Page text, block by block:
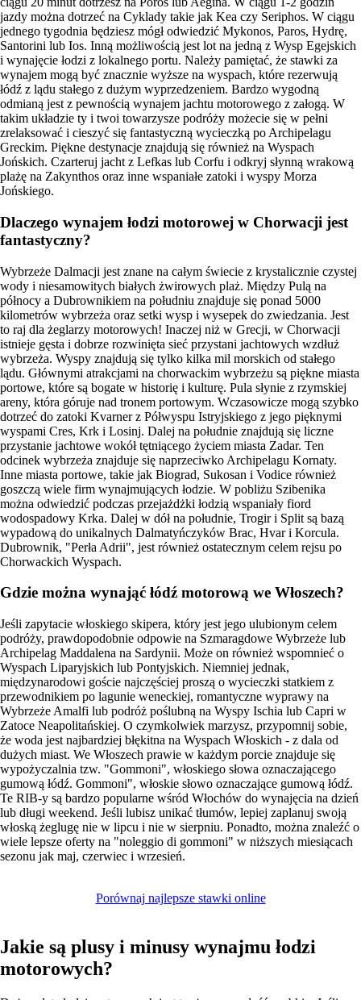
jazdy można dotrzeć na Cyklady takie jak Kea czy Seriphos. W ciągu
jednego tygodnia będziesz mógł odwiedzić Mykonos, Paros, Hydrę,
Santorini lub Ios. Inną możliwością jest lot na jedną z Wysp Egejskich
i wynajęcie łodzi z lokalnego portu. Należy pamiętać, że stawki za
wynajem mogą być znacznie wyższe na wyspach, które rezerwują
łódź z lądu stałego z dużym wyprzedzeniem. Bardzo wygodną
odmianą jest z pewnością wynajem jachtu motorowego z załogą. W
takim układzie ty i twoi towarzysze podróży możecie się w pełni
zrelaksować i cieszyć się fantastyczną wycieczką po Archipelagu
Greckim. Piękne destynacje znajdują się również na Wyspach
Jońskich. Czarteruj jacht z Lefkas lub Corfu i odkryj słynną wrakową
plażę na Zakynthos oraz inne wspaniałe zatoki i wyspy Morza
Jońskiego.
Dlaczego wynajem łodzi motorowej w Chorwacji jest
fantastyczny?
Wybrzeże Dalmacji jest znane na całym świecie z krystalicznie czystej
wody i niesamowitych białych żwirowych plaż. Między Pulą na
północy a Dubrownikiem na południu znajduje się ponad 5000
kilometrów wybrzeża oraz setki wysp i wysepek do zwiedzania. Jest
to raj dla żeglarzy motorowych! Inaczej niż w Grecji, w Chorwacji
istnieje gęsta i dobrze rozwinięta sieć przystani jachtowych wzdłuż
wybrzeża. Wyspy znajdują się tylko kilka mil morskich od stałego
lądu. Głównymi atrakcjami na chorwackim wybrzeżu są piękne miasta
portowe, które są bogate w historię i kulturę. Pula słynie z rzymskiej
areny, która góruje nad tronem portowym. Wczasowicze mogą szybko
dotrzeć do zatoki Kvarner z Półwyspu Istryjskiego z jego pięknymi
wyspami Cres, Krk i Losinj. Dalej na południe znajdują się liczne
przystanie jachtowe wokół tętniącego życiem miasta Zadar. Ten
odcinek wybrzeża znajduje się naprzeciwko Archipelagu Kornaty.
Inne miasta portowe, takie jak Biograd, Sukosan i Vodice również
goszczą wiele firm wynajmujących łodzie. W pobliżu Szibenika
można odwiedzić podczas przejażdżki łodzią wspaniały fiord
wodospadowy Krka. Dalej w dół na południe, Trogir i Split są bazą
wypadową do unikalnych Dalmatyńczyków Brac, Hvar i Korcula.
Dubrownik, "Perła Adrii", jest również ostatecznym celem rejsu po
Chorwackich Wyspach.
Gdzie można wynająć łódź motorową we Włoszech?
Jeśli zapytacie włoskiego skipera, który jest jego ulubionym celem
podróży, prawdopodobnie odpowie na Szmaragdowe Wybrzeże lub
Archipelag Maddalena na Sardynii. Może on również wspomnieć o
Wyspach Liparyjskich lub Pontyjskich. Niemniej jednak,
międzynarodowi goście najczęściej proszą o wycieczki statkiem z
przewodnikiem po lagunie weneckiej, romantyczne wyprawy na
Wybrzeże Amalfi lub podróż poślubną na Wyspy Ischia lub Capri w
Zatoce Neapolitańskiej. O czymkolwiek marzysz, przypomnij sobie,
że woda jest najbardziej błękitna na Wyspach Włoskich - z dala od
dużych miast. We Włoszech prawie w każdym porcie znajduje się
wypożyczalnia tzw. "Gommoni", włoskiego słowa oznaczającego
gumową łódź. Gommoni", włoskie słowo oznaczające gumową łódź.
Te RIB-y są bardzo popularne wśród Włochów do wynajęcia na dzień
lub długi weekend. Jeśli lubisz unikać tłumów, lepiej zaplanuj swoją
włoską żeglugę nie w lipcu i nie w sierpniu. Ponadto, można znaleźć o
wiele lepsze oferty na "noleggio di gommoni" w niższych miesiącach
sezonu jak maj, czerwiec i wrzesień.
Porównaj najlepsze stawki online
Jakie są plusy i minusy wynajmu łodzi
motorowych?